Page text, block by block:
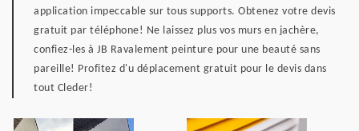
application impeccable sur tous supports. Obtenez votre devis
gratuit par téléphone! Ne laissez plus vos murs en jachère,
confiez-les à JB Ravalement peinture pour une beauté sans
pareille! Profitez d'u déplacement gratuit pour le devis dans
tout Cleder!